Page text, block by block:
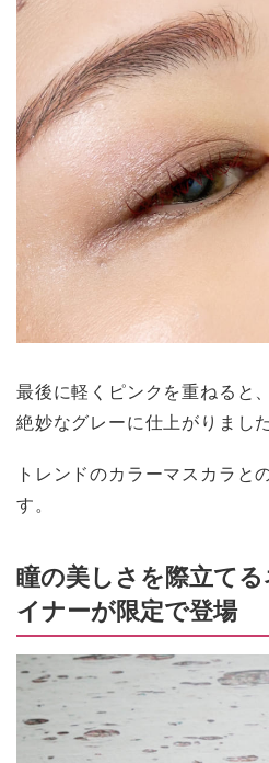
最後に軽くピンクを重ねると
絶妙なグレーに仕上がりました
トレンドのカラーマスカラと
す。
瞳の美しさを際立て
イナーが限定で登場